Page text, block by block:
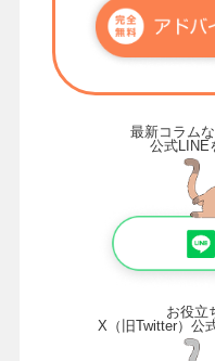
最新コラム
公式LINE
お役立
X（旧Twitter）公